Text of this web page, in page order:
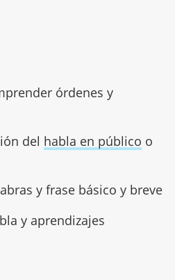
órdenes y
del habla en público o
y frase básico y breve
y aprendizajes